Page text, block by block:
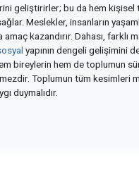
geliştirirler; bu da hem kişisel
Meslekler, insanların
kazandırır. Dahası, farklı
yapının dengeli gelişimini
bireylerin hem de toplumun
Toplumun tüm kesimleri
duymalıdır.